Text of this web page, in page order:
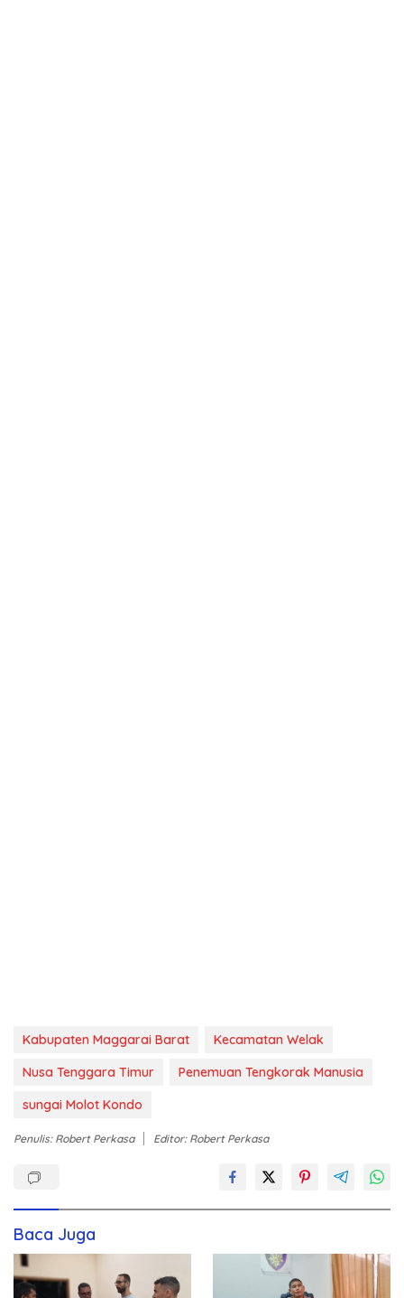
Kabupaten Maggarai Barat
Kecamatan Welak
Nusa Tenggara Timur
Penemuan Tengkorak Manusia
sungai Molot Kondo
Penulis: Robert Perkasa Editor: Robert Perkasa
Baca Juga